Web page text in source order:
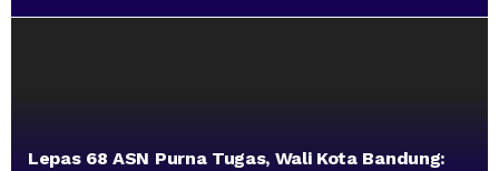
Lepas 68 ASN Purna Tugas, Wali Kota Bandung: